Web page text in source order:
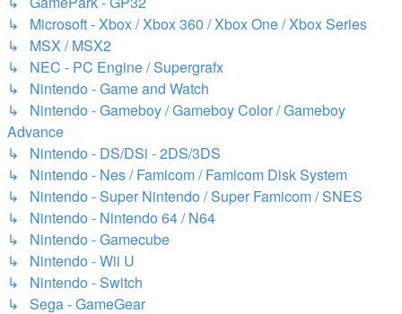
↳ Microsoft - Xbox / Xbox 360 / Xbox One / Xbox Series
↳ MSX / MSX2
↳ NEC - PC Engine / Supergrafx
↳ Nintendo - Game and Watch
↳ Nintendo - Gameboy / Gameboy Color / Gameboy
Advance
↳ Nintendo - DS/DSi - 2DS/3DS
↳ Nintendo - Nes / Famicom / Famicom Disk System
↳ Nintendo - Super Nintendo / Super Famicom / SNES
↳ Nintendo - Nintendo 64 / N64
↳ Nintendo - Gamecube
↳ Nintendo - Wii U
↳ Nintendo - Switch
↳ Sega - GameGear